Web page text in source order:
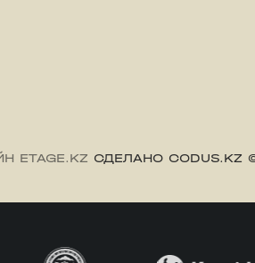
ETAGE.KZ СДЕЛАНО CODUS.KZ